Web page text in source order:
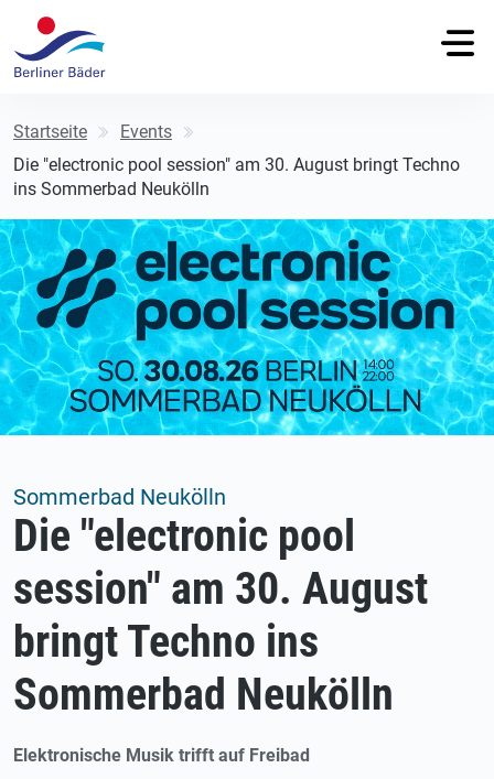
Startseite
Events
Die "electronic pool session" am 30. August bringt Techno
ins Sommerbad Neukölln
Sommerbad Neukölln
Die "electronic pool
session" am 30. August
bringt Techno ins
Sommerbad Neukölln
Elektronische Musik trifft auf Freibad